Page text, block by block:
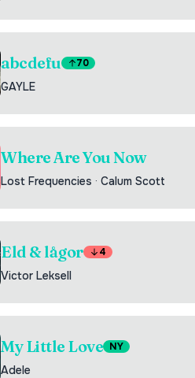
abcdefu 70
GAYLE
Where Are You Now
Lost Frequencies · Calum Scott
Eld & lågor 4
Victor Leksell
My Little Love NY
Adele